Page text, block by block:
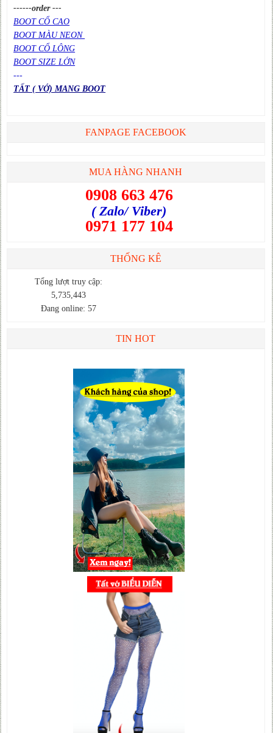
------order ---
BOOT CỔ CAO
BOOT MÀU NEON
BOOT CỔ LÔNG
BOOT SIZE LỚN
---
TẤT ( VỚ) MANG BOOT
FANPAGE FACEBOOK
MUA HÀNG NHANH
0908 663 476
( Zalo/ Viber)
0971 177 104
THỐNG KÊ
Tổng lượt truy cập:
5,735,443
Đang online: 57
TIN HOT